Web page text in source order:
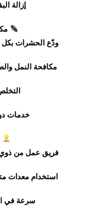
إزالة
ودّع الحشرات بكل
مكافحة النمل
خدمات
فريق عمل من ذوي
استخدام معدات
سرعة في